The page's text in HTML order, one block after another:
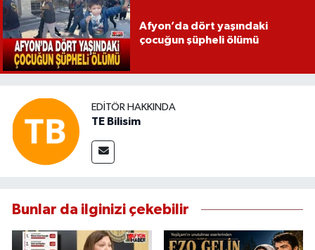
Afyon’da dört yaşındaki
çocuğun şüpheli ölümü
EDITÖR HAKKINDA
TE Bilisim
Bunlar da ilginizi çekebilir